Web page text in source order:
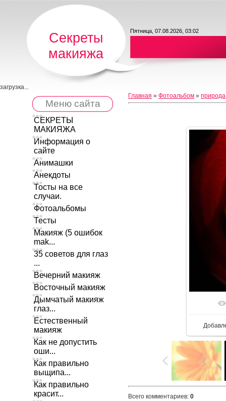
Секреты
макияжа
Пятница, 07.08.2026, 03:02
загрузка...
Меню сайта
СЕКРЕТЫ
МАКИЯЖА
Информация о
сайте
Анимашки
Анекдоты
Тосты на все
случаи.
Фотоальбомы
Тесты
Макияж (5 ошибок
mak...
35 советов для глаз
...
Вечерний макияж
Восточный макияж
Дымчатый макияж
глаз...
Естественный
макияж
Как не допустить
оши...
Как правильно
выщипа...
Как правильно
красит...
Главная » Фотоальбом » природа
Всего комментариев: 0